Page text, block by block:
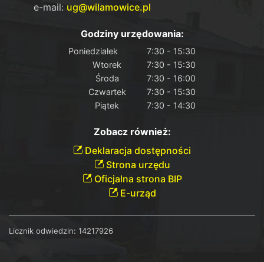
e-mail: ug@wilamowice.pl
Godziny urzędowania:
Poniedziałek
7:30 - 15:30
Wtorek
7:30 - 15:30
Środa
7:30 - 16:00
Czwartek
7:30 - 15:30
Piątek
7:30 - 14:30
Zobacz również:
Deklaracja dostępności
Strona urzędu
Oficjalna strona BIP
E-urząd
Licznik odwiedzin: 14217926